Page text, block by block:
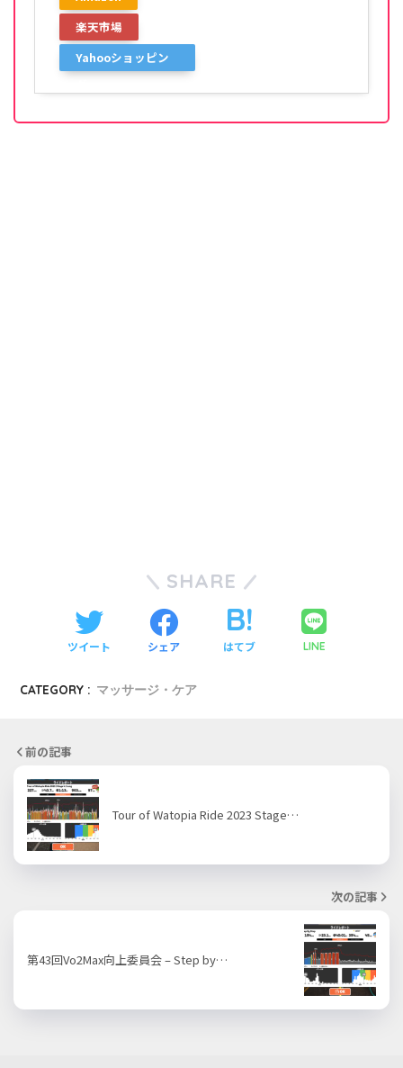
楽天市場
Yahooショッピン
SHARE
ツイート シェア はてブ LINE
CATEGORY : マッサージ・ケア
前の記事
Tour of Watopia Ride 2023 Stage…
次の記事
第43回Vo2Max向上委員会 – Step by…